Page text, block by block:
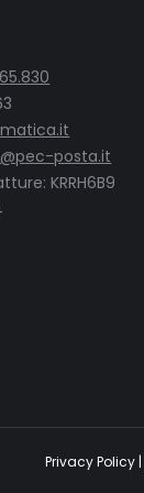
posta.it
KRRH6B9
Privacy Policy |